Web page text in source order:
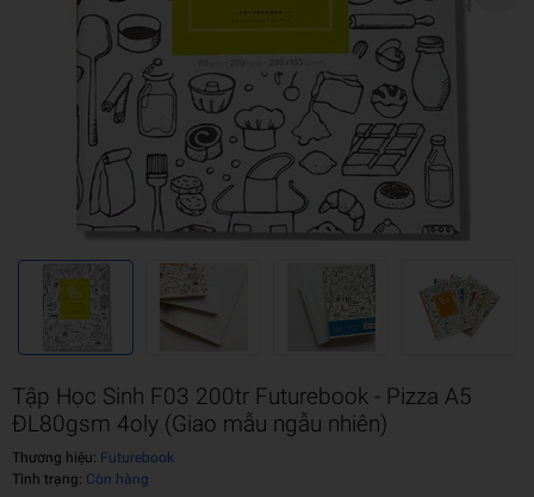
Tập Học Sinh F03 200tr Futurebook - Pizza A5
ĐL80gsm 4oly (Giao mẫu ngẫu nhiên)
Thương hiệu: Futurebook
Tình trạng: Còn hàng